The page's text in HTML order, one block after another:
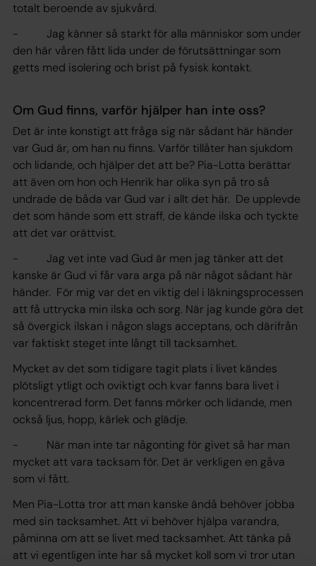
totalt beroende av sjukvård.
- Jag känner så starkt för alla människor som under
den här våren fått lida under de förutsättningar som
getts med isolering och brist på fysisk kontakt.
Om Gud finns, varför hjälper han inte oss?
Det är inte konstigt att fråga sig när sådant här händer
var Gud är, om han nu finns. Varför tillåter han sjukdom
och lidande, och hjälper det att be? Pia-Lotta berättar
att även om hon och Henrik har olika syn på tro så
undrade de båda var Gud var i allt det här. De upplevde
det som hände som ett straff, de kände ilska och tyckte
att det var orättvist.
- Jag vet inte vad Gud är men jag tänker att det
kanske är Gud vi får vara arga på när något sådant här
händer. För mig var det en viktig del i läkningsprocessen
att få uttrycka min ilska och sorg. När jag kunde göra det
så övergick ilskan i någon slags acceptans, och därifrån
var faktiskt steget inte långt till tacksamhet.
Mycket av det som tidigare tagit plats i livet kändes
plötsligt ytligt och oviktigt och kvar fanns bara livet i
koncentrerad form. Det fanns mörker och lidande, men
också ljus, hopp, kärlek och glädje.
- När man inte tar någonting för givet så har man
mycket att vara tacksam för. Det är verkligen en gåva
som vi fått.
Men Pia-Lotta tror att man kanske ändå behöver jobba
med sin tacksamhet. Att vi behöver hjälpa varandra,
påminna om att se livet med tacksamhet. Att tänka på
att vi egentligen inte har så mycket koll som vi tror utan